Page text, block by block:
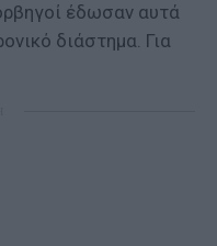
έδωσαν αυτά
διάστημα. Για